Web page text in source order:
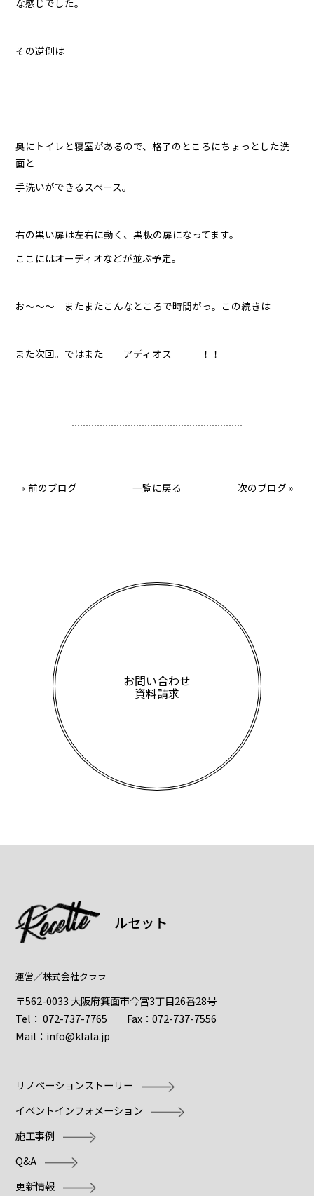
その逆側は
奥にトイレと寝室があるので、格子のところにちょっとした洗
面と
手洗いができるスペース。
右の黒い扉は左右に動く、黒板の扉になってます。
ここにはオーディオなどが並ぶ予定。
お〜〜〜 またまたこんなところで時間がっ。この続きは
また次回。ではまた アディオス ！！
« 前のブログ 一覧に戻る 次のブログ »
お問い合わせ
資料請求
ルセット
運営／株式会社クララ
〒562-0033 大阪府箕面市今宮3丁目26番28号
Tel：072-737-7765 Fax：072-737-7556
Mail： info@klala.jp
リノベーションストーリー
イベントインフォメーション
施工事例
Q&A
更新情報